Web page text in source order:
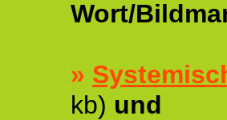
Wort/
»
kb) und